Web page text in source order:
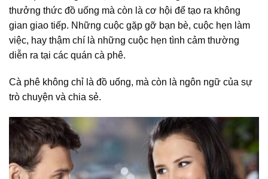
thưởng thức đồ uống mà còn là cơ hội để tạo ra không
gian giao tiếp. Những cuộc gặp gỡ bạn bè, cuộc hẹn làm
việc, hay thậm chí là những cuộc hẹn tình cảm thường
diễn ra tại các quán cà phê.
Cà phê không chỉ là đồ uống, mà còn là ngôn ngữ của sự
trò chuyện và chia sẻ.